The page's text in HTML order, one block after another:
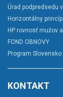
Úrad podpredsedu
Horizontálny
HP rovnosť mužov
FOND OBNOVY
Program Slovensko
KONTAKT